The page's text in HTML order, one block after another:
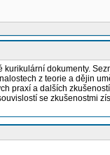
dokumenty.
z teorie a dějin
praxí a dalších
se zkušenostmi